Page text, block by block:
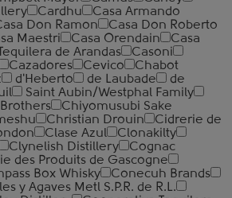
Cardhu
Casa Armando
Don Ramon
Casa Don Roberto
Maestri Casa Orendain
Casa
de Arandas
Casoni
Cazadores Cevico
Chabot
d'Heberto de Laubade
de
Saint Aubin/Westphal Family
Chiyomusubi Sake
Christian Drouin
Cidrerie de
Clase Azul
Clonakilty
Clynelish Distillery
Cognac
des Produits de Gascogne
Box Whisky
Conecuh Brands
y Agaves Metl S.P.R. de R.L.